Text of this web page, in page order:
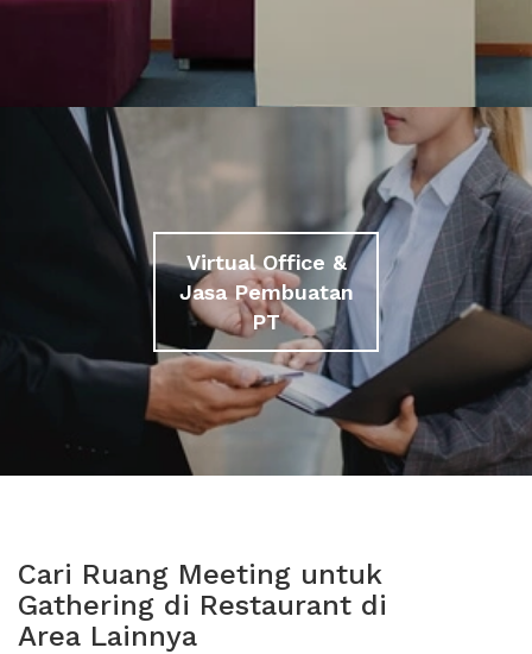
Virtual Office &
Jasa Pembuatan
PT
Cari Ruang Meeting untuk
Gathering di Restaurant di
Area Lainnya